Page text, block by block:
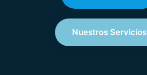
Nuestros Servicios